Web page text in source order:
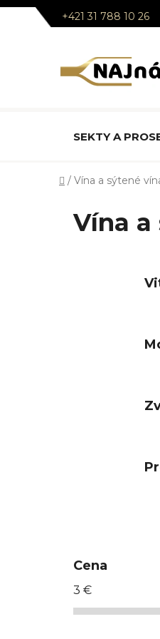
Prejsť
+421 31 788 10 26
SEKTY A
Domov
/ Vína a sýtené
Vína a
Cena
3 €